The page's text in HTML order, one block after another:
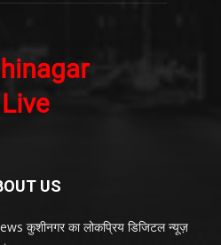
US
कुशीनगर का लोकप्रिय डिजिटल न्यूज़